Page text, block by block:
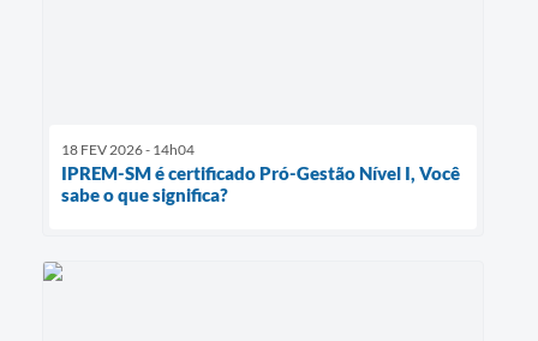
18 FEV 2026 - 14h04
IPREM-SM é certificado Pró-Gestão Nível I, Você
sabe o que significa?